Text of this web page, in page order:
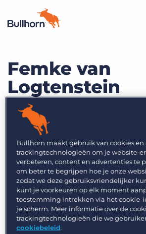
Producten
Prijzen
Kennisbank
Marketplace
Over Ons
Vraag een demo aan
Femke van
Logtenstein
Account Director,
Bullhorn
Voordat Femke begon bij
meer dan 10 jaar actief in
binnen de recruitmentindustrie,
bureaukant als bij corporate
Bullhorn maakt gebruik van cookies en
trackingtechnologieën om je website-
verbeteren, content en advertenties te
om beter te begrijpen hoe je onze
zodat we deze gebruiksvriendelijker
kunt je voorkeuren op elk moment
toestemming intrekken via het cookie-
je scherm. Meer informatie over de
trackingtechnologieën die we
cookiebeleid.